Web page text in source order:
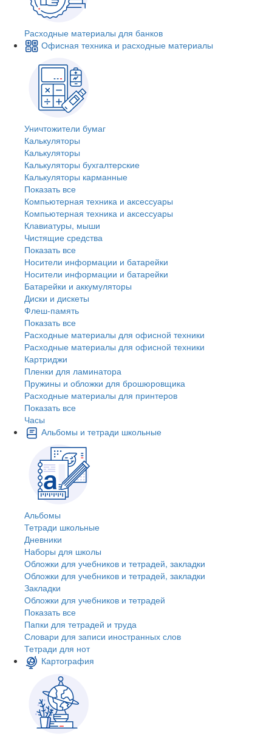
Расходные материалы для банков
Офисная техника и расходные материалы
Уничтожители бумаг
Калькуляторы
Калькуляторы
Калькуляторы бухгалтерские
Калькуляторы карманные
Показать все
Компьютерная техника и аксессуары
Компьютерная техника и аксессуары
Клавиатуры, мыши
Чистящие средства
Показать все
Носители информации и батарейки
Носители информации и батарейки
Батарейки и аккумуляторы
Диски и дискеты
Флеш-память
Показать все
Расходные материалы для офисной техники
Расходные материалы для офисной техники
Картриджи
Пленки для ламинатора
Пружины и обложки для брошюровщика
Расходные материалы для принтеров
Показать все
Часы
Альбомы и тетради школьные
Альбомы
Тетради школьные
Дневники
Наборы для школы
Обложки для учебников и тетрадей, закладки
Обложки для учебников и тетрадей, закладки
Закладки
Обложки для учебников и тетрадей
Показать все
Папки для тетрадей и труда
Словари для записи иностранных слов
Тетради для нот
Картография